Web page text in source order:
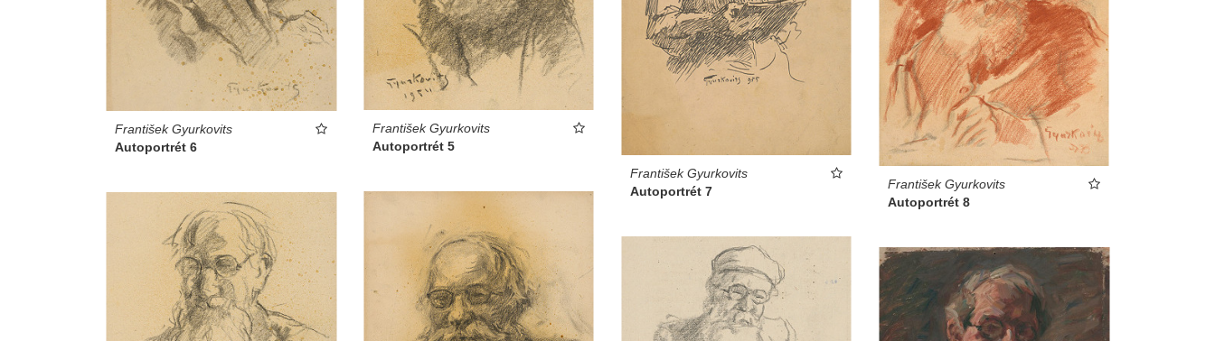
František Gyurkovits
Autoportrét 5
František Gyurkovits
Autoportrét 6
František Gyurkovits
Autoportrét 7
František Gyurkovits
Autoportrét 8